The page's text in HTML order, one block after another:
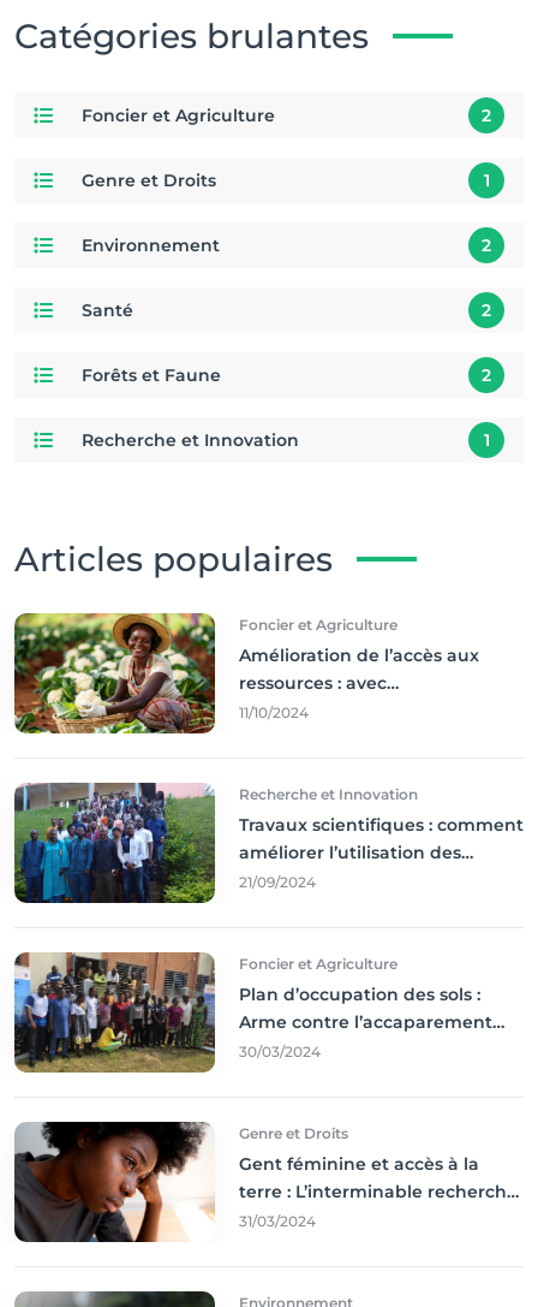
Catégories brulantes
Foncier et Agriculture 2
Genre et Droits 1
Environnement 2
Santé 2
Forêts et Faune 2
Recherche et Innovation 1
Articles populaires
Foncier et Agriculture
Amélioration de l’accès aux
ressources : avec
l'incontournable ’agriculture
11/10/2024
Recherche et Innovation
Travaux scientifiques : comment
améliorer l’utilisation des
résultats coince
21/09/2024
Foncier et Agriculture
Plan d’occupation des sols :
Arme contre l’accaparement
des terres
30/03/2024
Genre et Droits
Gent féminine et accès à la
terre : L’interminable recherche
des droits
31/03/2024
Environnement